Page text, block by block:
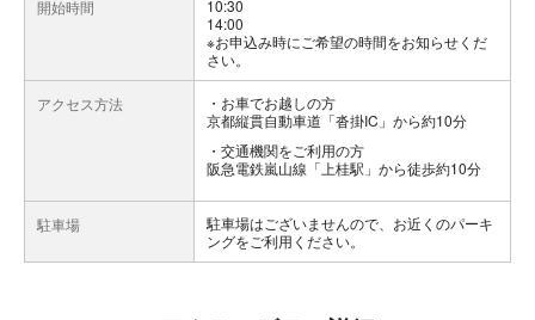
開始時間
10:30
14:00
※お申込み時にご希望の時間をお知らせくだ
さい。
アクセス方法
お車でお越しの方
京都縦貫自動車道「沓掛IC」から約10分
交通機関をご利用の方
阪急電鉄嵐山線「上桂駅」から徒歩約10分
駐車場
駐車場はございませんので、お近くのパーキ
ングをご利用ください。